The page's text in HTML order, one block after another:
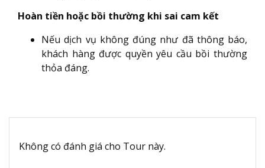
Hoàn tiền hoặc bồi thường khi sai cam kết
Nếu dịch vụ không đúng như đã thông báo,
khách hàng được quyền yêu cầu bồi thường
thỏa đáng.
Không có đánh giá cho Tour này.